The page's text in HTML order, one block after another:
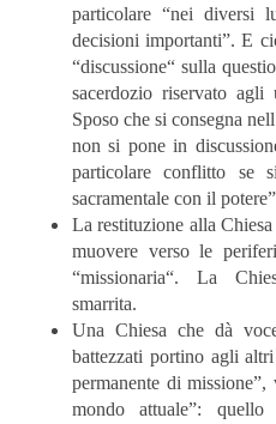
particolare “nei diversi
decisioni importanti”. E
“discussione“ sulla
sacerdozio riservato
Sposo che si consegna
non si pone in
particolare conflitto se
sacramentale con il
La restituzione alla
muovere verso le
“missionaria“. La
smarrita.
Una Chiesa che dà
battezzati portino agli
permanente di
mondo attuale”: